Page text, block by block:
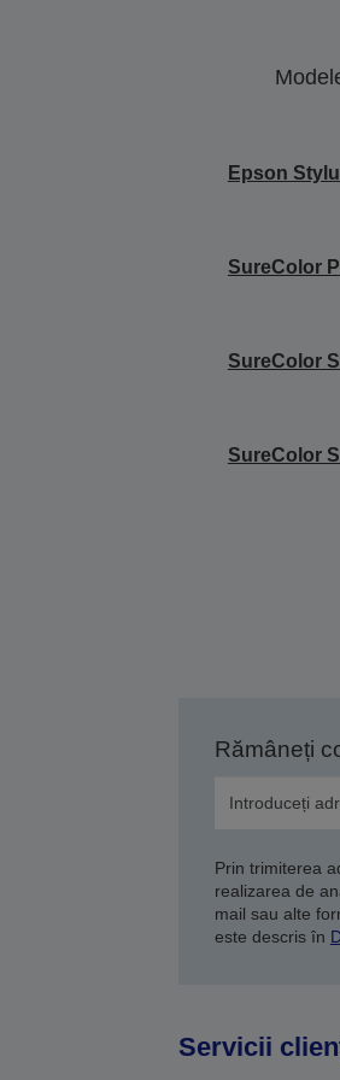
Epson
SureColor
SureColor
SureColor
Rămâneți
Prin trimiterea
realizarea de
mail sau alte
este descris în
Servicii